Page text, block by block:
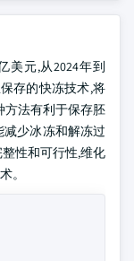
美元,从2024年到
存的快冻技术,将
方法有利于保存胚
少冰冻和解冻过
性和可行性,维化
。